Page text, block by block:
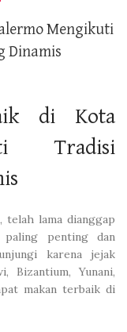
Mengikuti
Dinamis
di Kota
Tradisi
telah lama dianggap
paling penting dan
karena jejak
Bizantium, Yunani,
makan terbaik di